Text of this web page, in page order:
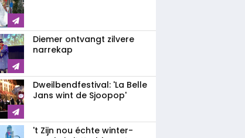
Diemer ontvangt zilvere
narrekap
Dweilbendfestival: 'La Belle
Jans wint de Sjoopop'
't Zijn nou échte winter-